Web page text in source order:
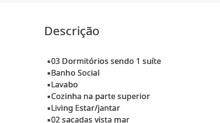
Descrição
▪️03 Dormitórios sendo 1 suíte
▪️Banho Social
▪️Lavabo
▪️Cozinha na parte superior
▪️Living Estar/jantar
▪️02 sacadas vista mar